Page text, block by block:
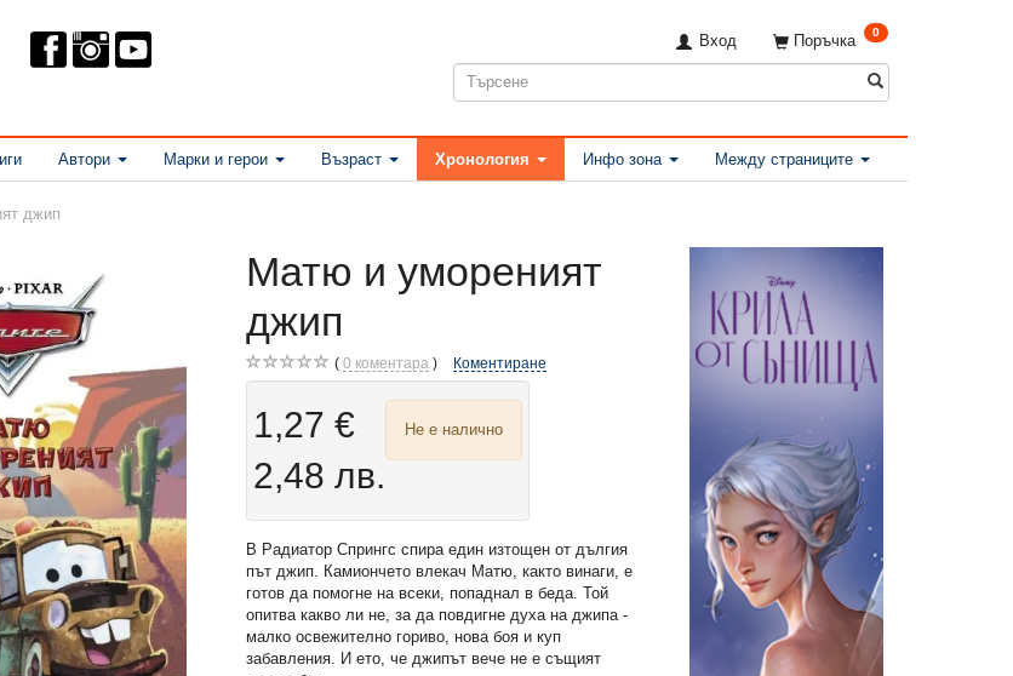
Поръчка 0
Вход
Автори Марки и герои Възраст Хронология Инфо зона Между страниците
джип
Матю и умореният
джип
0 коментара Коментиране
1,27 €
2,48 лв.
Не е налично
В Радиатор Спрингс спира един изтощен от дългия
път джип. Камиончето влекач Матю, както винаги, е
готов да помогне на всеки, попаднал в беда. Той
опитва какво ли не, за да повдигне духа на джипа -
малко освежително гориво, нова боя и куп
забавления. И ето, че джипът вече не е същият